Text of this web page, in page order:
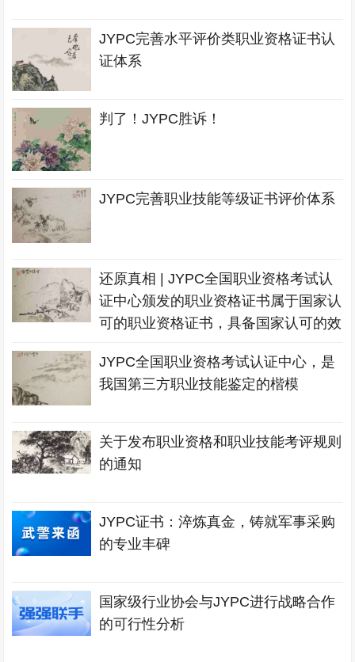
JYPC完善水平评价类职业资格证书认
证体系
判了！JYPC胜诉！
JYPC完善职业技能等级证书评价体系
还原真相 | JYPC全国职业资格考试认
证中心颁发的职业资格证书属于国家认
可的职业资格证书，具备国家认可的效
JYPC全国职业资格考试认证中心，是
我国第三方职业技能鉴定的楷模
关于发布职业资格和职业技能考评规则
的通知
JYPC证书：淬炼真金，铸就军事采购
的专业丰碑
国家级行业协会与JYPC进行战略合作
的可行性分析